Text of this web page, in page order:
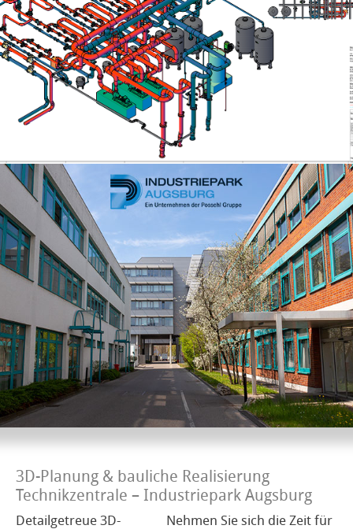
3D-Planung & bauliche Realisierung
Technikzentrale – Industriepark Augsburg
Detailgetreue 3D-
Nehmen Sie sich die Zeit für